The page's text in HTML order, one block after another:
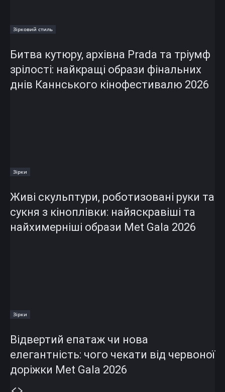
Зірковий стиль
Битва кутюру, архівна Prada та тріумф
зрілості: найкращі образи фінальних
днів Каннського кінофестивалю 2026
Зірки
Живі скульптури, роботизовані руки та
сукня з кіноплівки: найяскравіші та
найхимерніші образи Met Gala 2026
Зірки
Відвертий епатаж чи нова
елегантність: чого чекати від червоної
доріжки Met Gala 2026